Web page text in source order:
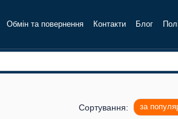
Обмін та повернення Контакти Блог
Сортування: за